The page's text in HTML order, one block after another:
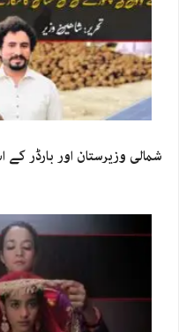
شمالی وزیرستان اور بارڈر